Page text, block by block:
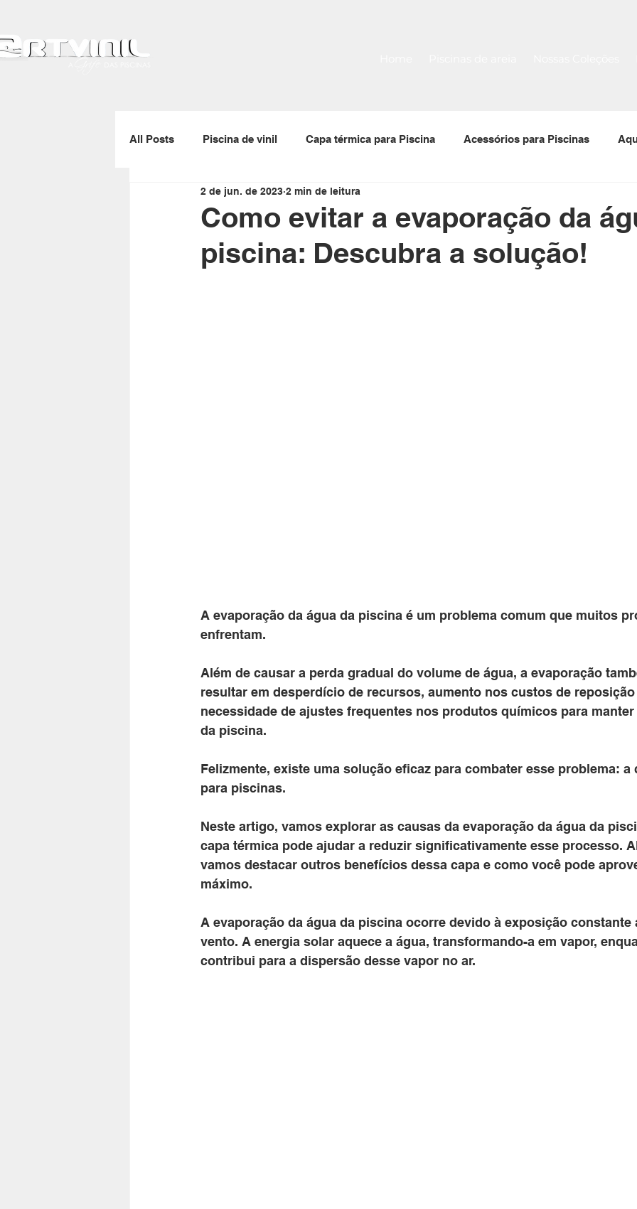
All Posts Piscina de vinil Capa térmica para Piscina Acessórios para Piscinas
Gerador de ozônio Skimmer para piscinas
Enrolador de capas térmicas Tela Armada Piscina Pré-Moldada Térmica Stk
Como evitar a evaporação da
piscina: Descubra a solução!
2 de jun. de 2023 2 min de leitura
A evaporação da água da piscina é um problema comum que muitos
enfrentam.
Além de causar a perda gradual do volume de água, a evaporação
resultar em desperdício de recursos, aumento nos custos de
necessidade de ajustes frequentes nos produtos químicos para
da piscina.
Felizmente, existe uma solução eficaz para combater esse problema:
para piscinas.
Neste artigo, vamos explorar as causas da evaporação da água da
capa térmica pode ajudar a reduzir significativamente esse processo.
vamos destacar outros benefícios dessa capa e como você pode
máximo.
A evaporação da água da piscina ocorre devido à exposição
vento. A energia solar aquece a água, transformando-a em vapor,
contribui para a dispersão desse vapor no ar.